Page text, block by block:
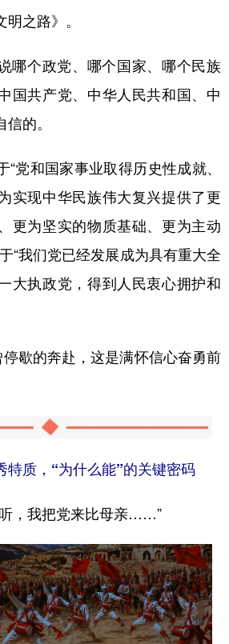
之路》。
个政党、哪个国家、哪个民族
国共产党、中华人民共和国、中
的。
和国家事业取得历史性成就、
实现中华民族伟大复兴提供了更
更为坚实的物质基础、更为主动
“我们党已经发展成为具有重大全
大执政党，得到人民衷心拥护和
的奔赴，这是满怀信心奋勇前
特质，“为什么能”的关键密码
，我把党来比母亲……”